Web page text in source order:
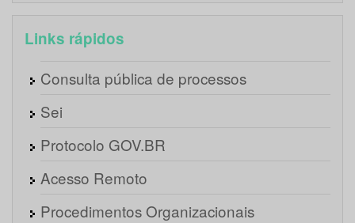
Links rápidos
Consulta pública de processos
Sei
Protocolo GOV.BR
Acesso Remoto
Procedimentos Organizacionais